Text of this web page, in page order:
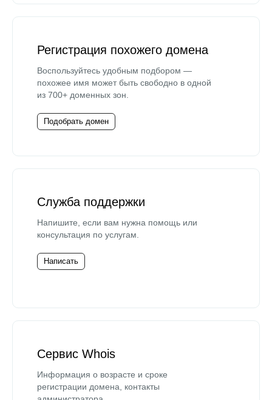
Регистрация похожего домена
Воспользуйтесь удобным подбором —
похожее имя может быть свободно в одной
из 700+ доменных зон.
Подобрать домен
Служба поддержки
Напишите, если вам нужна помощь или
консультация по услугам.
Написать
Сервис Whois
Информация о возрасте и сроке
регистрации домена, контакты